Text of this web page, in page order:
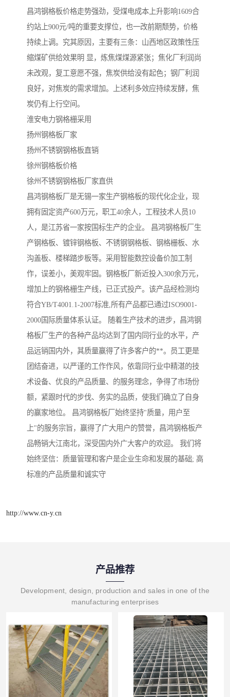
昌鸿钢格板价格走势强劲，受煤电成本上升影响1609合
约站上900元/吨的重要支撑位，也一改前期颓势，价格
持续上调。究其原因，主要有三条：山西地区政策性压
缩煤矿供给效果明 显，炼焦煤煤源紧张；焦化厂利润尚
未改观，复工意愿不强，焦炭供给没有起色；钢厂利润
良好，对焦炭的需求增加。上述利多效应持续发酵，焦
炭仍有上行空间。
淮安电力钢格栅采用
扬州钢格板厂家
扬州不锈钢钢格板直销
徐州钢格板价格
徐州不锈钢钢格板厂家直供
昌鸿钢格板厂是无锡一家生产钢格板的现代化企业，现
拥有固定资产600万元，职工40余人，工程技术人员10
人，是江苏省一家按国标生产的企业。 昌鸿钢格板厂生
产钢格板、镀锌钢格板、不锈钢钢格板、钢格栅板、水
沟盖板、楼梯踏步板等。采用智能数控设备价加工制
作，误差小，美观牢固。钢格板厂新近投入300余万元，
增加上的钢格栅生产线，已正式投产。该产品经检测均
符合YB/T4001.1-2007标准,所有产品都已通过ISO9001-
2000国际质量体系认证。 随着生产技术的进步，昌鸿钢
格板厂生产的各种产品均达到了国内同行业的水平，产
品远销国内外，其质量赢得了许多客户的**。员工更是
团结奋进，以严谨的工作作风，依靠同行业中精湛的技
术设备、优良的产品质量、的服务理念，争得了市场份
额，紧跟时代的步伐、务实的品质，使我们确立了自身
的赢家地位。 昌鸿钢格板厂始终坚持"质量，用户至
上"的服务宗旨，赢得了广大用户的赞誉，昌鸿钢格板产
品畅销大江南北，深受国内外广大客户的欢迎。 我们将
始终坚信：质量管理和客户是企业生命和发展的基础; 高
标准的产品质量和诚实守
http://www.cn-y.cn
产品推荐
Development, design, production and sales in one of the
manufacturing enterprises